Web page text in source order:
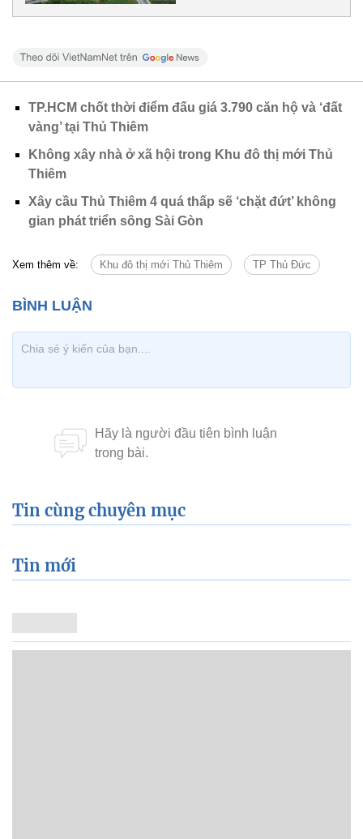
TP.HCM chốt thời điểm đấu giá 3.790 căn hộ và ‘đất
vàng’ tại Thủ Thiêm
Không xây nhà ở xã hội trong Khu đô thị mới Thủ
Thiêm
Xây cầu Thủ Thiêm 4 quá thấp sẽ ‘chặt đứt’ không
gian phát triển sông Sài Gòn
Xem thêm về: Khu đô thị mới Thủ Thiêm TP Thủ Đức
Tin cùng chuyên mục
Tin mới